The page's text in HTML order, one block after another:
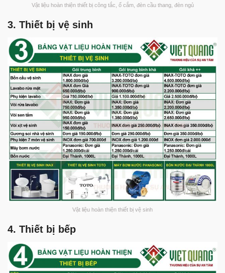
Vật liệu hoàn thiện thiết bị công tắc, ổ cắm, đèn cầu thang, đèn ngủ
3. Thiết bị vệ sinh
Vật liệu hoàn thiện thiết bị vệ sinh
4. Thiết bị bếp